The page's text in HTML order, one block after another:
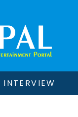
INTERVIEW